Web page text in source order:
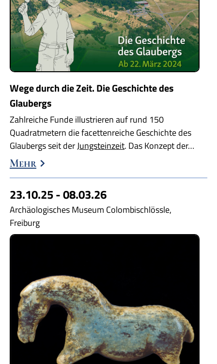
Wege durch die Zeit. Die Geschichte des
Glaubergs
Zahlreiche Funde illustrieren auf rund 150
Quadratmetern die facettenreiche Geschichte des
Glaubergs seit derJungsteinzeit. Das Konzept der…
Mehr
23.10.25 - 08.03.26
Archäologisches Museum Colombischlössle,
Freiburg